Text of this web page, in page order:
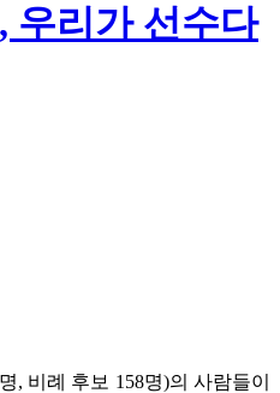
우리가 선수다
, 비례 후보 158명)의 사람들이